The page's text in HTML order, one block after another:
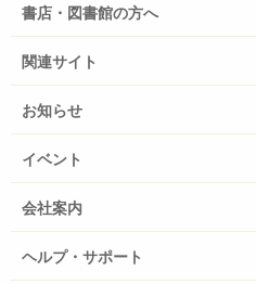
書店・図書館の方へ
関連サイト
お知らせ
イベント
会社案内
ヘルプ・サポート